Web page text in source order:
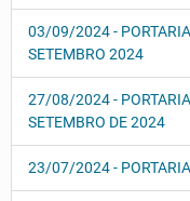
03/09/2024 -
SETEMBRO 2024
27/08/2024 -
SETEMBRO DE 2024
23/07/2024 -